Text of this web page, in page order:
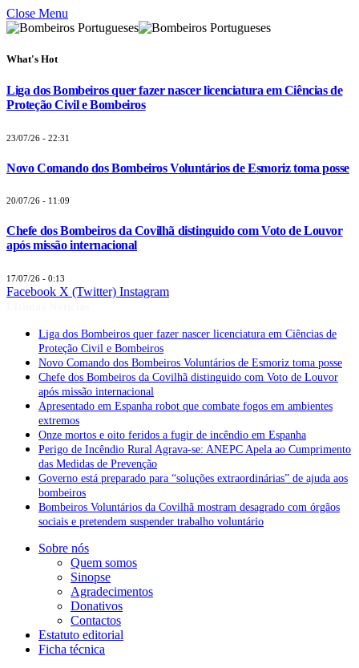
Close Menu
What's Hot
Liga dos Bombeiros quer fazer nascer licenciatura em Ciências de
Proteção Civil e Bombeiros
23/07/26 - 22:31
Novo Comando dos Bombeiros Voluntários de Esmoriz toma posse
20/07/26 - 11:09
Chefe dos Bombeiros da Covilhã distinguido com Voto de Louvor
após missão internacional
17/07/26 - 0:13
Facebook X (Twitter) Instagram
Liga dos Bombeiros quer fazer nascer licenciatura em Ciências de
Proteção Civil e Bombeiros
Novo Comando dos Bombeiros Voluntários de Esmoriz toma posse
Chefe dos Bombeiros da Covilhã distinguido com Voto de Louvor
após missão internacional
Apresentado em Espanha robot que combate fogos em ambientes
extremos
Onze mortos e oito feridos a fugir de incêndio em Espanha
Perigo de Incêndio Rural Agrava-se: ANEPC Apela ao Cumprimento
das Medidas de Prevenção
Governo está preparado para “soluções extraordinárias” de ajuda aos
bombeiros
Bombeiros Voluntários da Covilhã mostram desagrado com órgãos
sociais e pretendem suspender trabalho voluntário
Sobre nós
Quem somos
Sinopse
Agradecimentos
Donativos
Contactos
Estatuto editorial
Ficha técnica